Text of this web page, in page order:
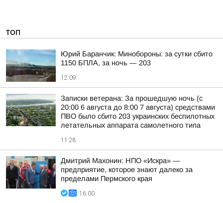
ТОП
Юрий Баранчик: Минобороны: за сутки сбито
1150 БПЛА, за ночь — 203
12:09
Записки ветерана: За прошедшую ночь (с
20:00 6 августа до 8:00 7 августа) средствами
ПВО было сбито 203 украинских беспилотных
летательных аппарата самолетного типа
11:28
Дмитрий Махонин: НПО «Искра» —
предприятие, которое знают далеко за
пределами Пермского края
16:00